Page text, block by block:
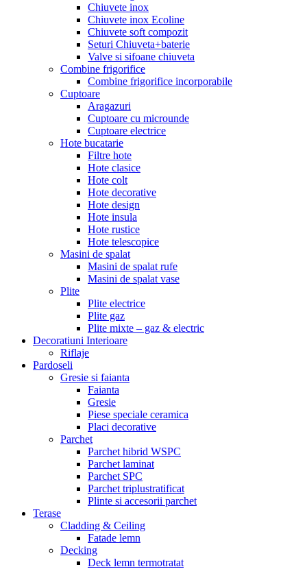
Chiuvete inox
Chiuvete inox Ecoline
Chiuvete soft compozit
Seturi Chiuveta+baterie
Valve si sifoane chiuveta
Combine frigorifice
Combine frigorifice incorporabile
Cuptoare
Aragazuri
Cuptoare cu microunde
Cuptoare electrice
Hote bucatarie
Filtre hote
Hote clasice
Hote colt
Hote decorative
Hote design
Hote insula
Hote rustice
Hote telescopice
Masini de spalat
Masini de spalat rufe
Masini de spalat vase
Plite
Plite electrice
Plite gaz
Plite mixte – gaz & electric
Decoratiuni Interioare
Riflaje
Pardoseli
Gresie si faianta
Faianta
Gresie
Piese speciale ceramica
Placi decorative
Parchet
Parchet hibrid WSPC
Parchet laminat
Parchet SPC
Parchet triplustratificat
Plinte si accesorii parchet
Terase
Cladding & Ceiling
Fatade lemn
Decking
Deck lemn termotratat